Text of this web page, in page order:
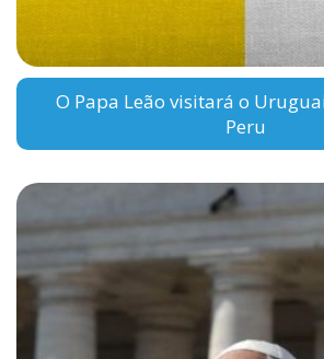
O Papa Leão visitará o
Peru